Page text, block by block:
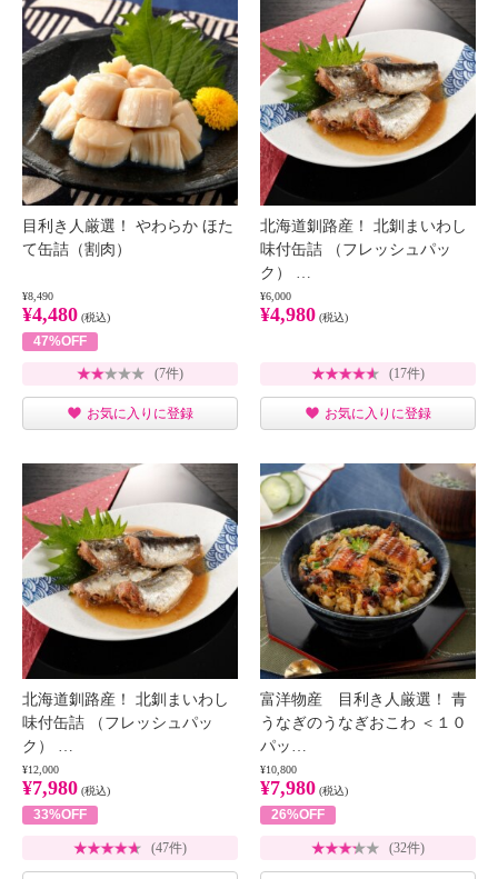
目利き人厳選！ やわらか ほた
て缶詰（割肉）
¥8,490
¥4,480 (税込)
47%OFF
(7件)
お気に入りに登録
北海道釧路産！ 北釧まいわし
味付缶詰 （フレッシュパッ
ク） …
¥6,000
¥4,980 (税込)
(17件)
お気に入りに登録
北海道釧路産！ 北釧まいわし
味付缶詰 （フレッシュパッ
ク） …
¥12,000
¥7,980 (税込)
33%OFF
(47件)
富洋物産 目利き人厳選！ 青
うなぎのうなぎおこわ ＜１０
パッ…
¥10,800
¥7,980 (税込)
26%OFF
(32件)